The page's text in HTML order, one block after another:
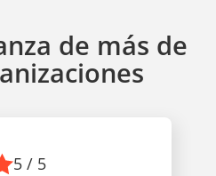
de más de
5 / 5